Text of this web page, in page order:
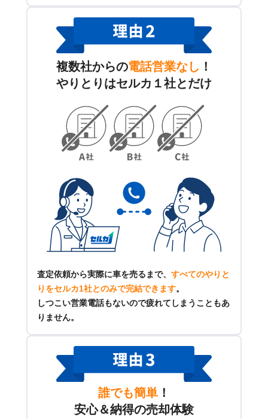
複数社からの電話営業なし ！
やりとりはセルカ１社とだけ
査定依頼から実際に車を売るまで、 すべてのやりと
りをセルカ1社とのみで完結できます。
しつこい営業電話もないので疲れてしまうこともあ
りません。
誰でも簡単 ！
安心＆納得の売却体験